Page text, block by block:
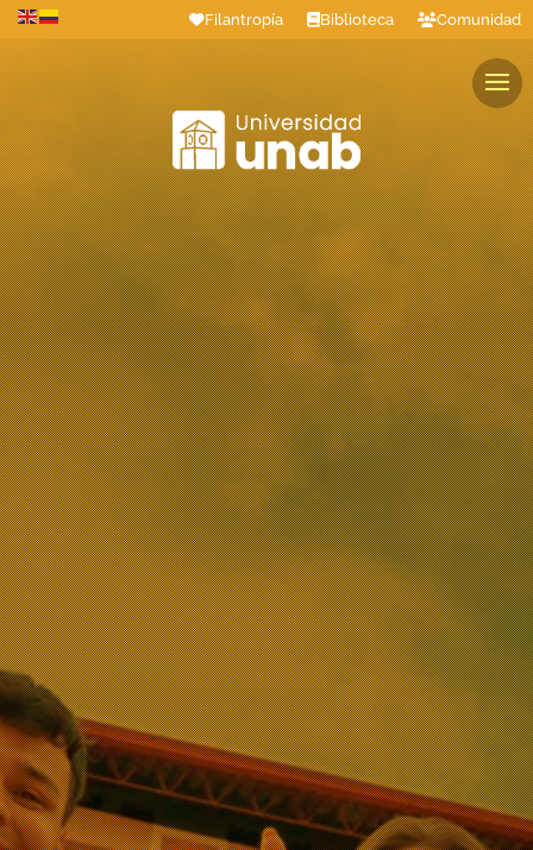
Filantropía Biblioteca Comunidad
Estudiantes Profesores Colaboradores Graduados